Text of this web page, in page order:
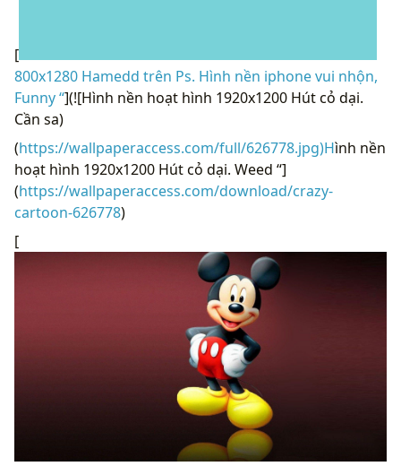
[
800x1280 Hamedd trên Ps. Hình nền iphone vui nhộn,
Funny “](![Hình nền hoạt hình 1920x1200 Hút cỏ dại.
Cần sa)
(https://wallpaperaccess.com/full/626778.jpg)Hình nền
hoạt hình 1920x1200 Hút cỏ dại. Weed “]
(https://wallpaperaccess.com/download/crazy-
cartoon-626778)
[